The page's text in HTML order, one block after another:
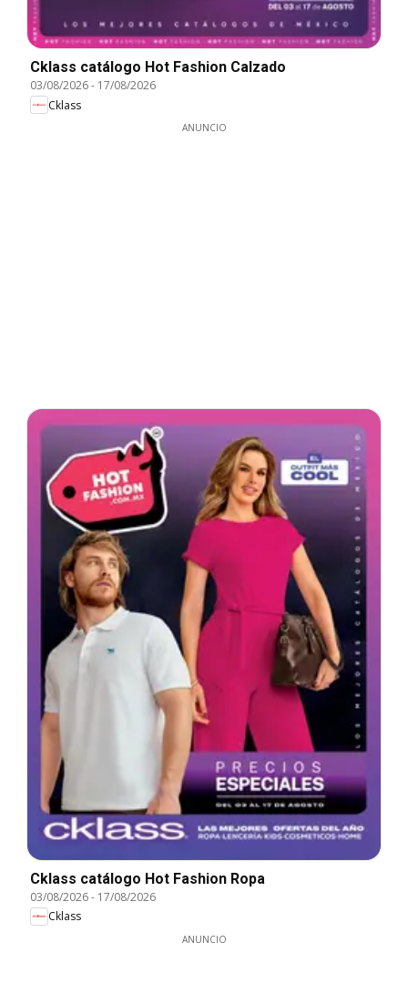
Cklass catálogo Hot Fashion Calzado
03/08/2026- 17/08/2026
Cklass
ANUNCIO
Cklass catálogo Hot Fashion Ropa
03/08/2026- 17/08/2026
Cklass
ANUNCIO